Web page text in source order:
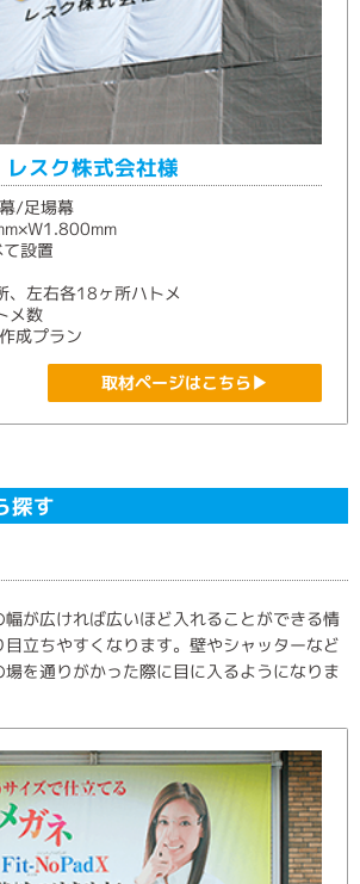
レスク株式会社様
/足場幕
設置
、左右各18ヶ所ハトメ
メ数
成プラン
取材ページはこちら▶
探す
が広ければ広いほど入れることができる情
立ちやすくなります。壁やシャッターなど
を通りがかった際に目に入るようになりま